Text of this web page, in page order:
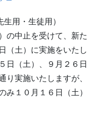
用・生徒用）
の中止を受けて、新た
（土）に実施をいたし
日（土）、９月２６日
り実施いたしますが、
み１０月１６日（土）